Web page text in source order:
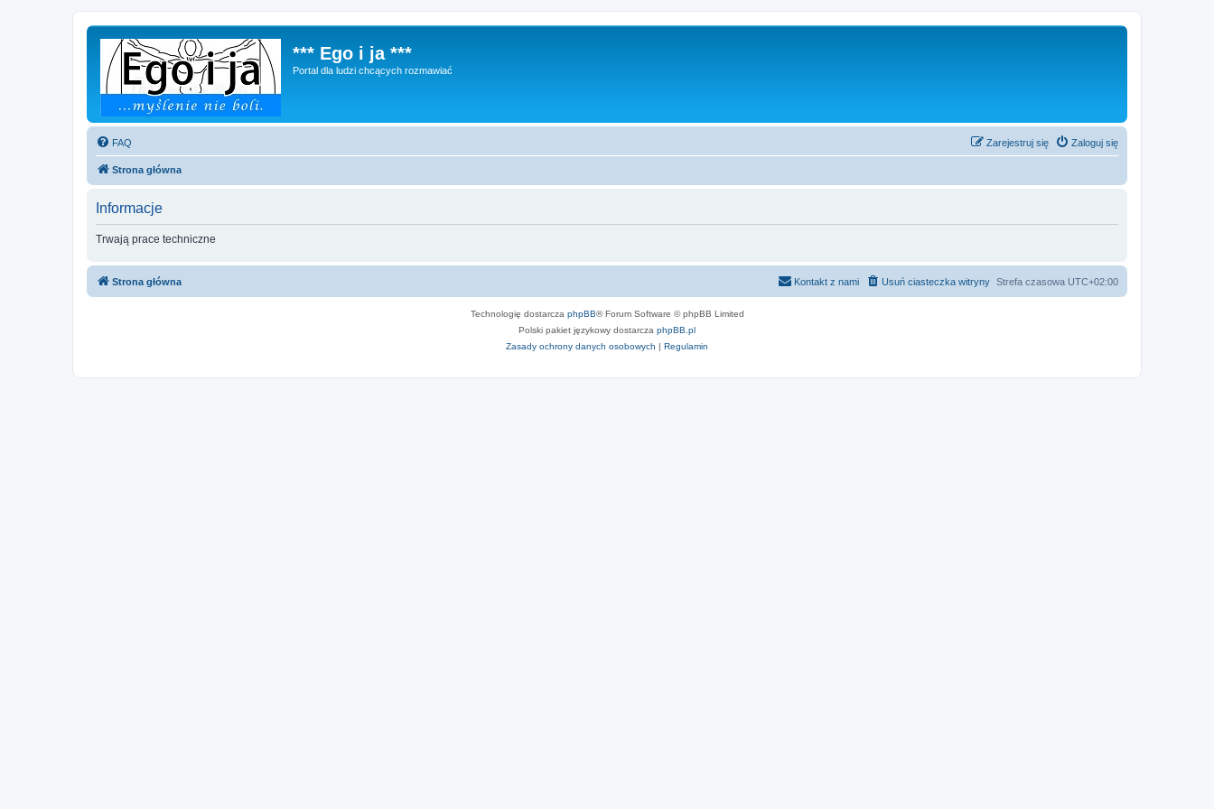
*** Ego i ja ***
Portal dla ludzi chcących rozmawiać
FAQ Zaloguj się
Zarejestruj się
Strona główna
Informacje
Trwają prace techniczne
Strona główna Strefa czasowa UTC+02:00
Usuń ciasteczka witryny
Kontakt z nami
Technologię dostarcza phpBB® Forum Software © phpBB Limited
Polski pakiet językowy dostarcza phpBB.pl
Zasady ochrony danych osobowych | Regulamin